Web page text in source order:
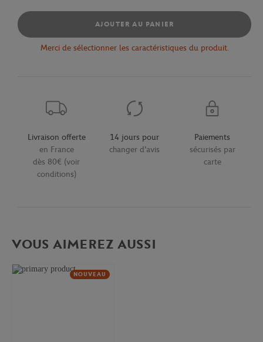
AJOUTER AU PANIER
Merci de sélectionner les caractéristiques du produit.
Livraison offerte
en France
dès 80€ (voir
conditions)
14 jours pour
changer d'avis
Paiements
sécurisés par
carte
VOUS AIMEREZ AUSSI
NOUVEAU